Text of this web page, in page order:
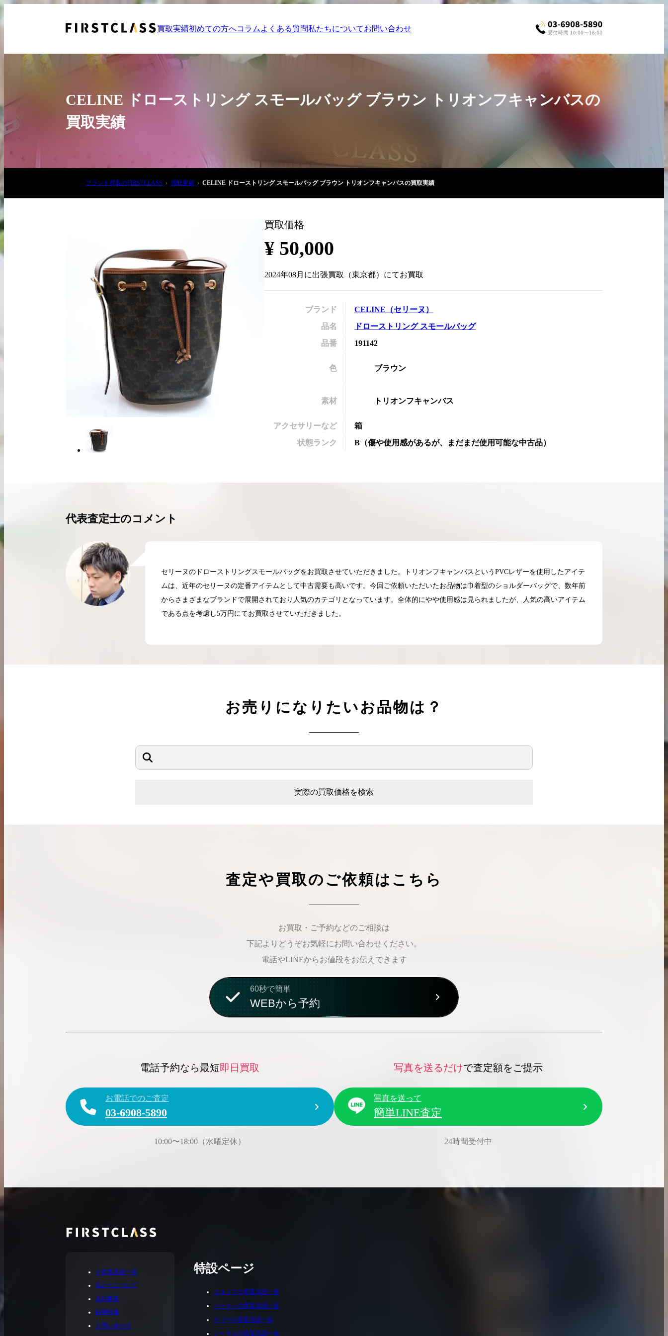
買取実績初めての方へコラム よくある質問私たちについてお問い合わせ
03-6908-5890
お申込み
LINE査定
ケリー相場解説
コラムをさらにみる
CELINE ドローストリング スモールバッグ ブラウン トリオンフキャンバスの
買取実績
ブランド買取のFIRSTCLASS 買取実績 CELINE ドローストリング スモールバッグ ブラウン トリオンフキャンバスの買取実績
買取価格
¥ 50,000
2024年08月 に出張買取 （東京都）にてお買取
ブランド CELINE （セリーヌ ）
品名
ドローストリング スモールバッグ
品番
191142
色 ブラウン
素材 トリオンフキャンバス
アクセサリーなど
箱
状態ランク
B （傷や使用感があるが、まだまだ使用可能な中古品）
代表査定士のコメント
セリーヌのドローストリングスモールバッグをお買取させていただきました。トリオンフキャンバスというPVCレザーを使用したアイテ
ムは、近年のセリーヌの定番アイテムとして中古需要も高いです。今回ご依頼いただいたお品物は巾着型のショルダーバッグで、数年前
からさまざまなブランドで展開されており人気のカテゴリとなっています。全体的にやや使用感は見られましたが、人気の高いアイテム
である点を考慮し5万円にてお買取させていただきました。
お売りになりたいお品物は？
実際の買取価格を検索
査定や買取のご依頼はこちら
お買取・ご予約などのご相談は
下記よりどうぞお気軽にお問い合わせください。
電話やLINEからお値段をお伝えできます
60秒で簡単
WEBから予約
電話予約なら最短即日買取
お電話でのご査定
03-6908-5890
10:00〜18:00（水曜定休）
写真を送るだけで査定額をご提示
写真を送って
簡単LINE査定
24時間受付中
お買取実績一覧
私たちについて
会社概要
採用情報
お問い合わせ
特設ページ
エルメスの買取実績一覧
バーキンの買取実績一覧
ケリーの買取実績一覧
シャネルの買取実績一覧